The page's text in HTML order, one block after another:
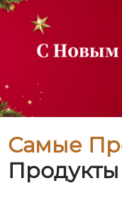
Самые
Продукты